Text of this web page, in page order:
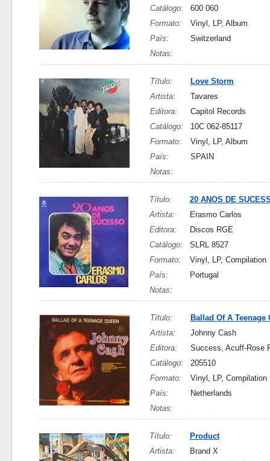
Catálogo:
600 060
Formato:
Vinyl, LP, Album
País:
Switzerland
Notas:
Título:
Love Storm
Artista:
Tavares
Editora:
Capitol Records
Catálogo:
10C 062-85117
Formato:
Vinyl, LP, Album
País:
SPAIN
Notas:
Título:
20 ANOS DE
Artista:
Erasmo Carlos
Editora:
Discos RGE
Catálogo:
SLRL 8527
Formato:
Vinyl, LP, Compilation
País:
Portugal
Notas:
Título:
Ballad Of A Teenage
Artista:
Johnny Cash
Editora:
Success, Acuff-Rose
Catálogo:
205510
Formato:
Vinyl, LP, Compilation
País:
Netherlands
Notas:
Título:
Product
Artista:
Brand X